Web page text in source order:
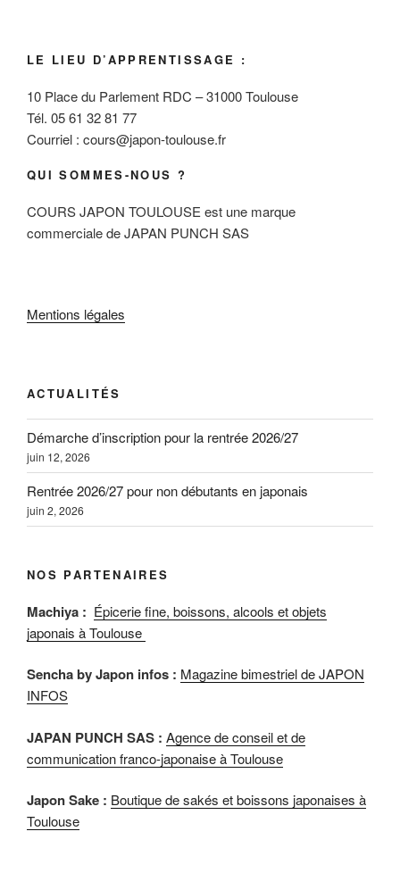
LE LIEU D’APPRENTISSAGE :
10 Place du Parlement RDC – 31000 Toulouse
Tél. 05 61 32 81 77
Courriel : cours@japon-toulouse.fr
QUI SOMMES-NOUS ?
COURS JAPON TOULOUSE est une marque
commerciale de JAPAN PUNCH SAS
Mentions légales
ACTUALITÉS
Démarche d’inscription pour la rentrée 2026/27
juin 12, 2026
Rentrée 2026/27 pour non débutants en japonais
juin 2, 2026
NOS PARTENAIRES
Machiya : Épicerie fine, boissons, alcools et objets
japonais à Toulouse
Sencha by Japon infos : Magazine bimestriel de JAPON
INFOS
JAPAN PUNCH SAS : Agence de conseil et de
communication franco-japonaise à Toulouse
Japon Sake : Boutique de sakés et boissons japonaises à
Toulouse